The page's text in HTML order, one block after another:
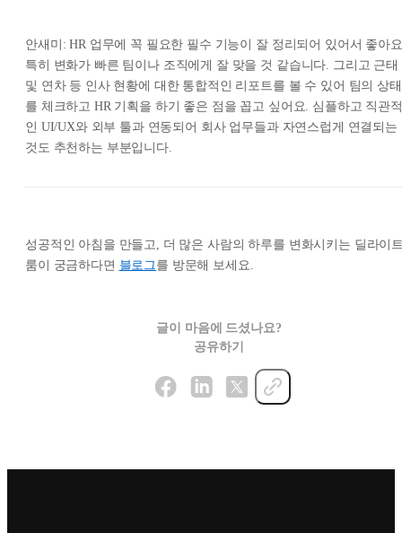
안새미: HR 업무에 꼭 필요한 필수 기능이 잘 정리되어 있어서 좋아
특히 변화가 빠른 팀이나 조직에게 잘 맞을 것 같습니다. 그리고 근태
및 연차 등 인사 현황에 대한 통합적인 리포트를 볼 수 있어 팀의 상태
를 체크하고 HR 기획을 하기 좋은 점을 꼽고 싶어요. 심플하고 직관적
인 UI/UX와 외부 툴과 연동되어 회사 업무들과 자연스럽게 연결되는
것도 추천하는 부분입니다.
성공적인 아침을 만들고, 더 많은 사람의 하루를 변화시키는 딜라이
룸이 궁금하다면 블로그 를 방문해 보세요.
글이 마음에 드셨나요?
공유하기